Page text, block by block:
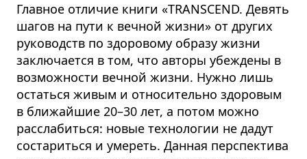
Главное отличие книги «TRANSCEND. Девять
шагов на пути к вечной жизни» от других
руководств по здоровому образу жизни
заключается в том, что авторы убеждены в
возможности вечной жизни. Нужно лишь
остаться живым и относительно здоровым
в ближайшие 20–30 лет, а потом можно
расслабиться: новые технологии не дадут
состариться и умереть. Данная перспектива